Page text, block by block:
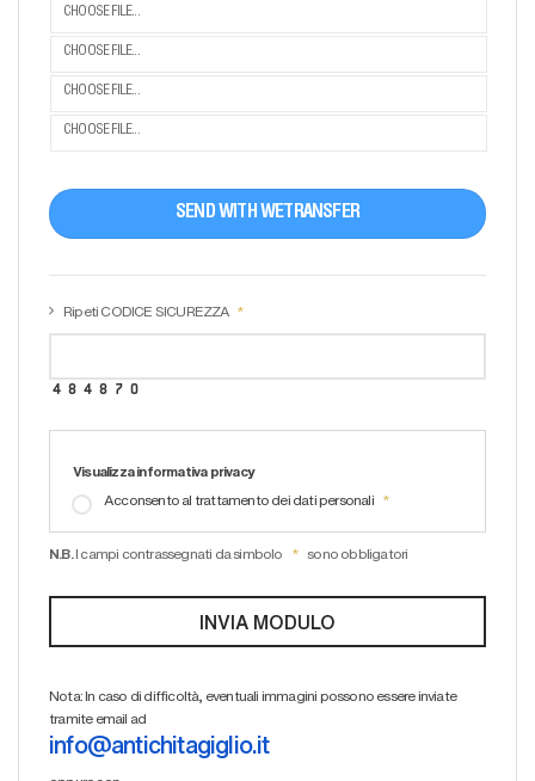
CHOOSE FILE...
CHOOSE FILE...
CHOOSE FILE...
CHOOSE FILE...
SEND WITH WETRANSFER
Ripeti CODICE SICUREZZA
Visualizza informativa privacy
Acconsento al trattamento dei dati personali
N.B. I campi contrassegnati da simbolo sono obbligatori
Nota: In caso di difficoltà, eventuali immagini possono essere inviate
tramite email ad
info@antichitagiglio.it